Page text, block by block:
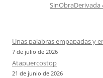
SinObraDerivada
Unas palabras empapadas y
7 de julio de 2026
Atapuercostop
21 de junio de 2026